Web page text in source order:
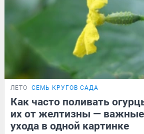
ЛЕТО СЕМЬ КРУГОВ САДА
Как часто поливать
их от желтизны —
ухода в одной картинке